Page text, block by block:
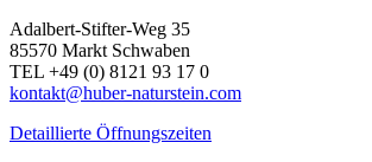
Adalbert-Stifter-Weg 35
85570 Markt Schwaben
TEL +49 (0) 8121 93 17 0
kontakt@huber-naturstein.com
Detaillierte Öffnungszeiten